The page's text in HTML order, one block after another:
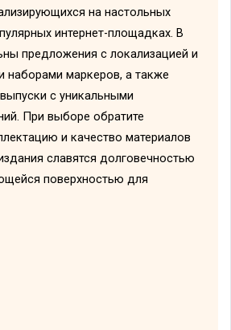
на настольных
интернет-площадках. В
предложения с локализацией и
наборами маркеров, а также
с уникальными
При выборе обратите
и качество материалов
славятся долговечностью
поверхностью для